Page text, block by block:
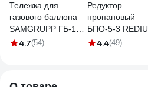
Тележка для
газового баллона
SAMGRUPP ГБ-1
SAMP-078100001
4.7(54)
Редуктор
пропановый
БПО-5-3
012011
4.4(49)